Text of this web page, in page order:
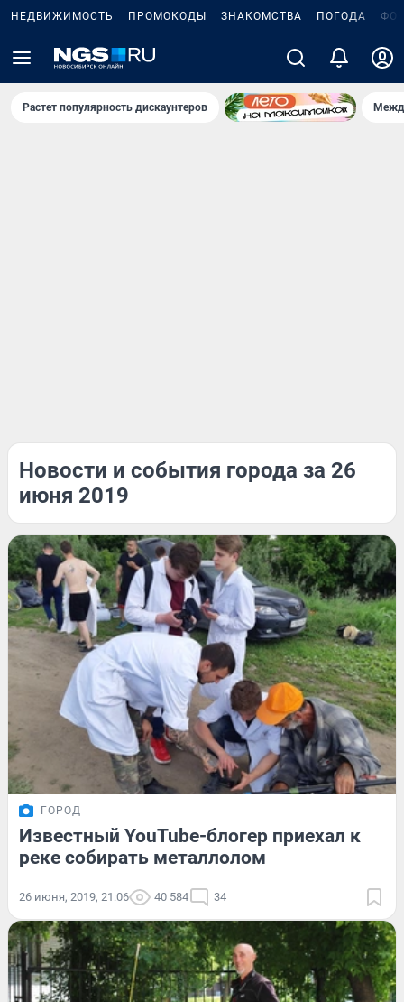
НЕДВИЖИМОСТЬ ПРОМОКОДЫ ЗНАКОМСТВА ПОГОДА
Растет популярность дискаунтеров
Новости и события города за 26
июня 2019
ГОРОД
Известный YouTube-блогер приехал к
реке собирать металлолом
26 июня, 2019, 21:06 40 584 34